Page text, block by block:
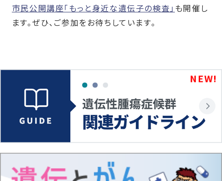
市民公開講座「もっと身近な遺伝子の検査」 も開催し
ます。ぜひ、ご参加をお待ちしています。